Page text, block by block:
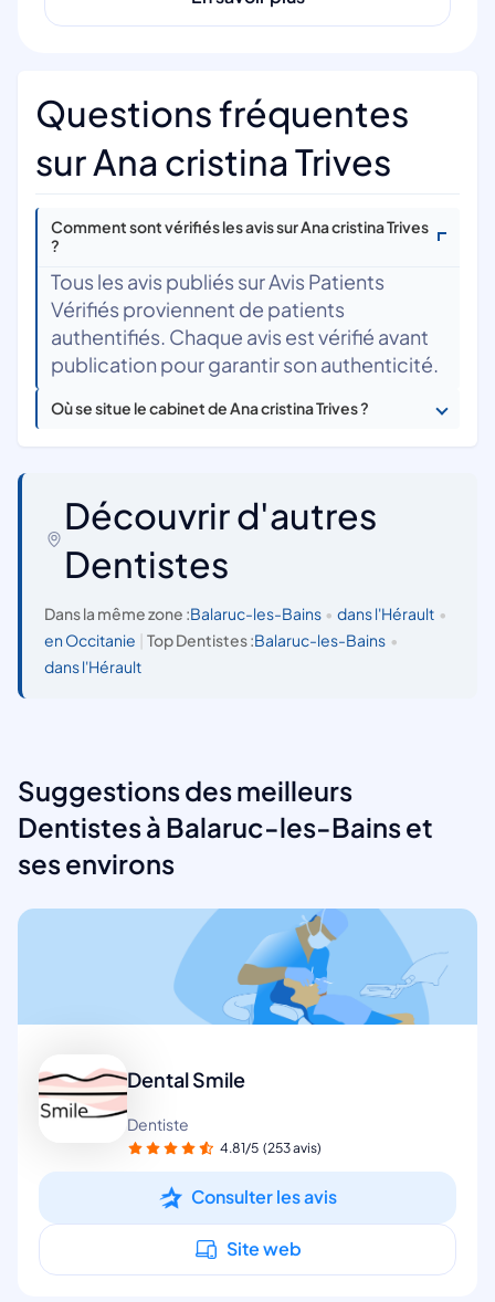
Questions fréquentes
sur Ana cristina Trives
Comment sont vérifiés les avis sur Ana cristina Trives
?
Tous les avis publiés sur Avis Patients
Vérifiés proviennent de patients
authentifiés. Chaque avis est vérifié avant
publication pour garantir son authenticité.
Où se situe le cabinet de Ana cristina Trives ?
Découvrir d'autres
Dentistes
Dans la même zone :Balaruc-les-Bains • dans l'Hérault •
en Occitanie
Top Dentistes :Balaruc-les-Bains •
dans l'Hérault
Suggestions des meilleurs
Dentistes à Balaruc-les-Bains et
ses environs
Dental Smile
Dentiste
4.81/5 (253 avis)
Consulter les avis
Site web